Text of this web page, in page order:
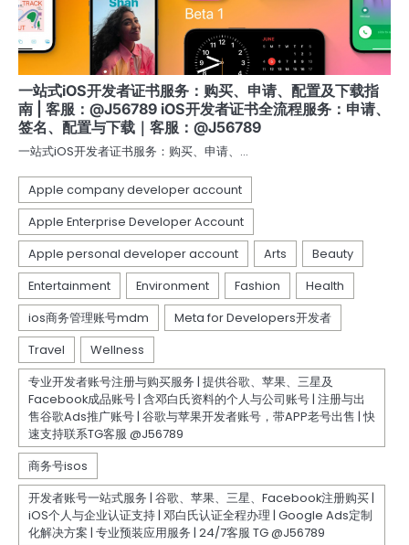
一站式iOS开发者证书服务：购买、申请、配置及下载指
南 | 客服：@J56789 iOS开发者证书全流程服务：申请、
签名、配置与下载｜客服：@J56789
一站式iOS开发者证书服务：购买、申请、…